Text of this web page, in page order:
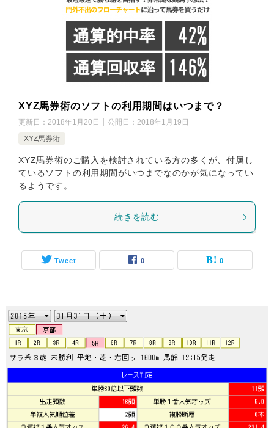
XYZ馬券術のソフトの利用期間はいつまで？
更新日： 2018年1月20日 公開日： 2018年1月19日
XYZ馬券術
XYZ馬券術のご購入を検討されている方の多くが、付属し
ているソフトの利用期間がいつまでなのかが気になってい
るようです。
続きを読む
Tweet 0 0